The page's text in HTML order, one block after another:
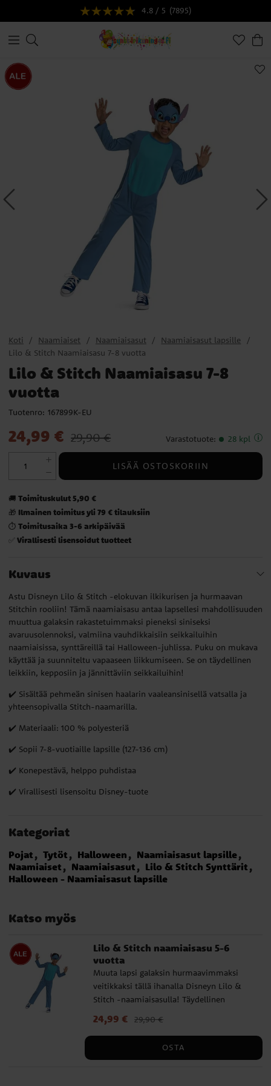
4.8 / 5 (7895)
Koti Naamiaiset Naamiaisasut
Naamiaisasut lapsille
Lilo & Stitch Naamiaisasu 7-8 vuotta
Lilo & Stitch Naamiaisasu 7-8
vuotta
Tuotenro: 167899K-EU
Nykyinen hinta
24,99 € 29,90 € Varastotuote: 28 kpl
LISÄÄ OSTOSKORIIN
🚚 Toimituskulut 5,90 €
🎁 Ilmainen toimitus yli 79 € tilauksiin
⏱️ Toimitusaika 3-6 arkipäivää
✅ Virallisesti lisensoidut tuotteet
Kuvaus
Astu Disneyn Lilo & Stitch -elokuvan ilkikurisen ja hurmaavan
Stitchin rooliin! Tämä naamiaisasu antaa lapsellesi mahdollisuuden
muuttua galaksin rakastetuimmaksi pieneksi siniseksi
avaruusolennoksi, valmiina vauhdikkaisiin seikkailuihin
naamiaisissa, synttäreillä tai Halloween-juhlissa. Puku on mukava
käyttää ja suunniteltu vapaaseen liikkumiseen. Se on täydellinen
leikkiin, kepposiin ja jännittäviin seikkailuihin!
✔️ Sisältää pehmeän sinisen haalarin vaaleansinisellä vatsalla ja
yhteensopivalla Stitch-naamarilla.
✔️ Materiaali: 100 % polyesteriä
✔️ Sopii 7-8-vuotiaille lapsille (127-136 cm)
✔️ Konepestävä, helppo puhdistaa
✔️ Virallisesti lisensoitu Disney-tuote
Kategoriat
Pojat Tytöt Halloween
Naamiaisasut lapsille
Naamiaiset
Naamiaisasut
Lilo & Stitch Synttärit
Halloween - Naamiaisasut lapsille
Katso myös
Lilo & Stitch naamiaisasu 5-6
vuotta
Muuta lapsi galaksin hurmaavimmaksi
veitikkaksi tällä ihanalla Disneyn Lilo &
Stitch -naamiaisasulla! Täydellinen
Mukava haalari tarjoaa täyden
liikkumisvapauden, niin leikki ei koskaan
lopu. Anna lapsen astua rakastetun sinisen
Nykyinen hinta:24,99 €
24,99 € 29,90 €
OSTA